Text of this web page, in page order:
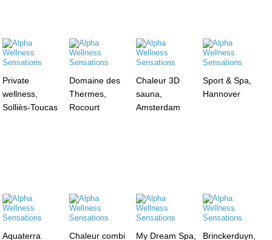
Private
wellness,
Solliès-Toucas
Domaine des
Thermes,
Rocourt
Chaleur 3D
sauna,
Amsterdam
Sport & Spa,
Hannover
Aquaterra
Chaleur combi
My Dream Spa,
Brinckerduyn,